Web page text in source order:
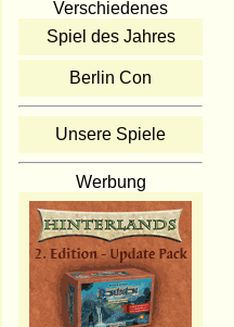
Verschiedenes
Spiel des Jahres
Berlin Con
Unsere Spiele
Werbung